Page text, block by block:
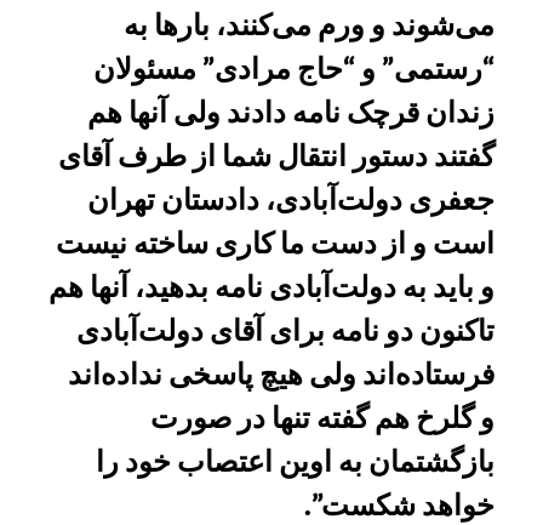
می‌شوند و ورم می‌کنند، بارها به
“رستمی” و “حاج مرادی” مسئولان
زندان قرچک نامه دادند ولی آنها هم
گفتند دستور انتقال شما از طرف آقای
جعفری دولت‌آبادی، دادستان تهران
است و از دست ما کاری ساخته نیست
و باید به دولت‌آبادی نامه بدهید، آنها هم
تاکنون دو نامه برای آقای دولت‌آبادی
فرستاده‌اند ولی هیچ پاسخی نداده‌اند
و گلرخ هم گفته تنها در صورت
بازگشتمان به اوین اعتصاب خود را
خواهد شکست”.